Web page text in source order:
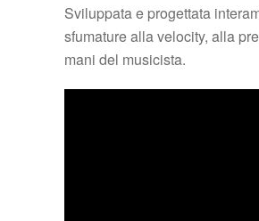
Sviluppata e progettata
sfumature alla velocity, alla
mani del musicista.